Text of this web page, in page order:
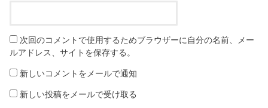
次回のコメントで使用するためブラウザーに自分の名前、メー
ルアドレス、サイトを保存する。
新しいコメントをメールで通知
新しい投稿をメールで受け取る